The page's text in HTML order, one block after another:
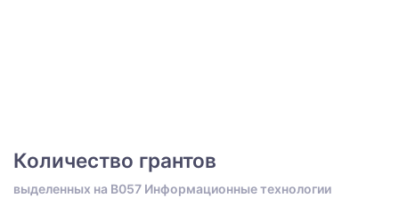
Количество грантов
выделенных на B057 Информационные технологии